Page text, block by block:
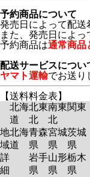
予約商品について
発売日によって配送
また、発売日によっ
予約商品は通常商品
配送サービスについ
ヤマト運輸でお送り
【送料料金表】
北海
道
北東
北
南東
北
関東
地
域
詳
細
北海
道
青森
県
岩手
県
宮城
県
山形
県
茨城
県
栃木
県